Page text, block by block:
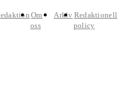
Om
oss
Arkiv Redaktionell
policy